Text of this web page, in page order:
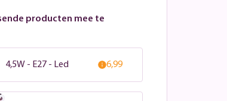
producten mee te
4,5W - E27 - Led 6,99